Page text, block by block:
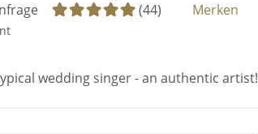
(44)
Merken
wedding singer - an authentic artist!